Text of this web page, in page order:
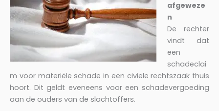
afgeweze
n
De rechter
vindt dat
een
schadeclai
m voor materiële schade in een civiele rechtszaak thuis
hoort. Dit geldt eveneens voor een schadevergoeding
aan de ouders van de slachtoffers.